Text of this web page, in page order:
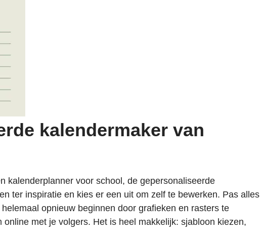
kalendermaker van
kalenderplanner voor school, de gepersonaliseerde
ter inspiratie en kies er een uit om zelf te bewerken. Pas alles
opnieuw beginnen door grafieken en rasters te
met je volgers. Het is heel makkelijk: sjabloon kiezen,